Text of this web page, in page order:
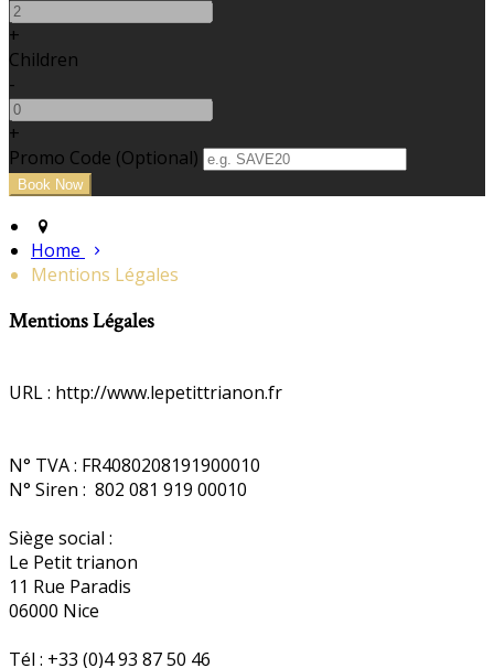
+
Children
-
+
Promo Code (Optional)
Home
Mentions Légales
Mentions Légales
URL : http://www.lepetittrianon.fr
N° TVA : FR4080208191900010
N° Siren : 802 081 919 00010
Siège social :
Le Petit trianon
11 Rue Paradis
06000 Nice
Tél : +33 (0)4 93 87 50 46